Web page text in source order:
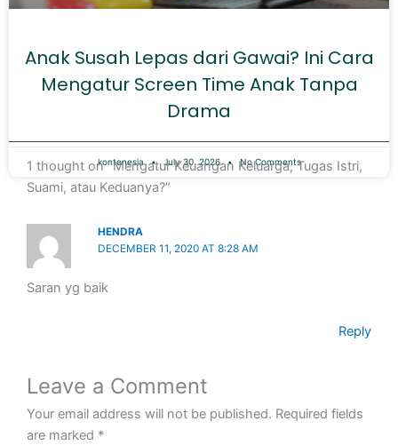
Anak Susah Lepas dari Gawai? Ini Cara
Mengatur Screen Time Anak Tanpa
Drama
kontenesia July 30, 2026 No Comments
1 thought on “Mengatur Keuangan Keluarga, Tugas Istri,
Suami, atau Keduanya?”
HENDRA
DECEMBER 11, 2020 AT 8:28 AM
Saran yg baik
Reply
Leave a Comment
Your email address will not be published. Required fields
are marked *